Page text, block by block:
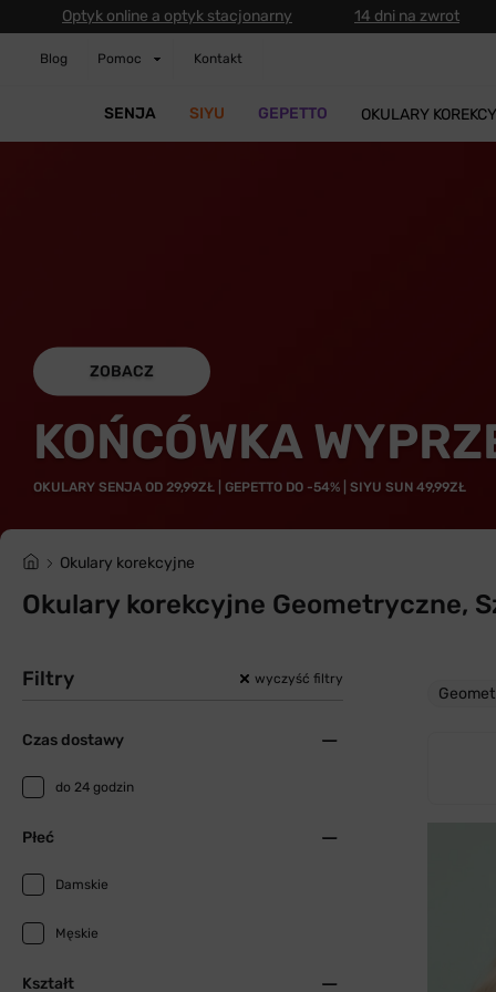
Optyk online a optyk stacjonarny 14 dni na zwrot
Blog Pomoc Kontakt
SENJA SIYU GEPETTO OKULARY
ZOBACZ
KOŃCÓWKA
OKULARY SENJA OD 29,99ZŁ | GEPETTO DO -54% | SIYU SUN 49,99ZŁ
Okulary korekcyjne
Okulary korekcyjne Geometryczne,
Filtry wyczyść filtry
Czas dostawy
do 24 godzin
Płeć
Damskie
Męskie
Kształt